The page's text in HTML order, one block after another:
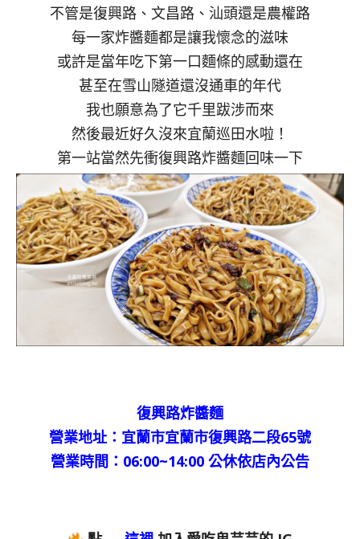
不管是復興路、文昌路、汕頭還是農權路
每一家炸醬麵都是讓我懷念的滋味
或許是當年吃下第一口麵條的感動還在
甚至在雪山隧道還沒通車的年代
我也願意為了它千里跋涉而來
然後最近好久沒來宜蘭巡田水啦！
第一站當然先衝復興路炸醬麵回味一下
復興路炸醬麵
營業地址：宜蘭市宜蘭市復興路二段65號
營業時間：06:00~14:00 公休依店內公告